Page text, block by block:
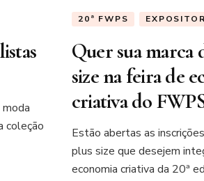
coleção
20ª FWPS
Quer sua marca
size na feira de
criativa do
Estão abertas as
plus size que desejem
economia criativa da 20ª